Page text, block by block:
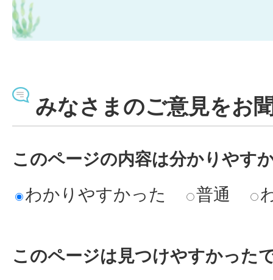
みなさまのご意見をお
このページの内容は分かりやす
わかりやすかった
普通
このページは見つけやすかった